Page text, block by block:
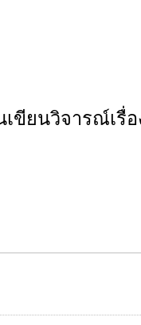
ขียนวิจารณ์เรื่